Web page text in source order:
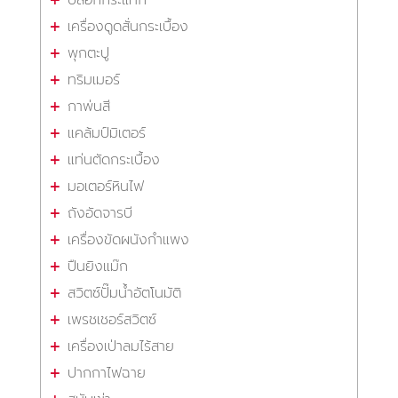
เครื่องดูดสั่นกระเบื้อง
พุกตะปู
ทริมเมอร์
กาพ่นสี
แคล้มป์มิเตอร์
แท่นตัดกระเบื้อง
มอเตอร์หินไฟ
ถังอัดจารบี
เครื่องขัดผนังกำแพง
ปืนยิงแม๊ก
สวิตซ์ปั๊มน้ำอัตโนมัติ
เพรชเชอร์สวิตซ์
เครื่องเป่าลมไร้สาย
ปากกาไฟฉาย